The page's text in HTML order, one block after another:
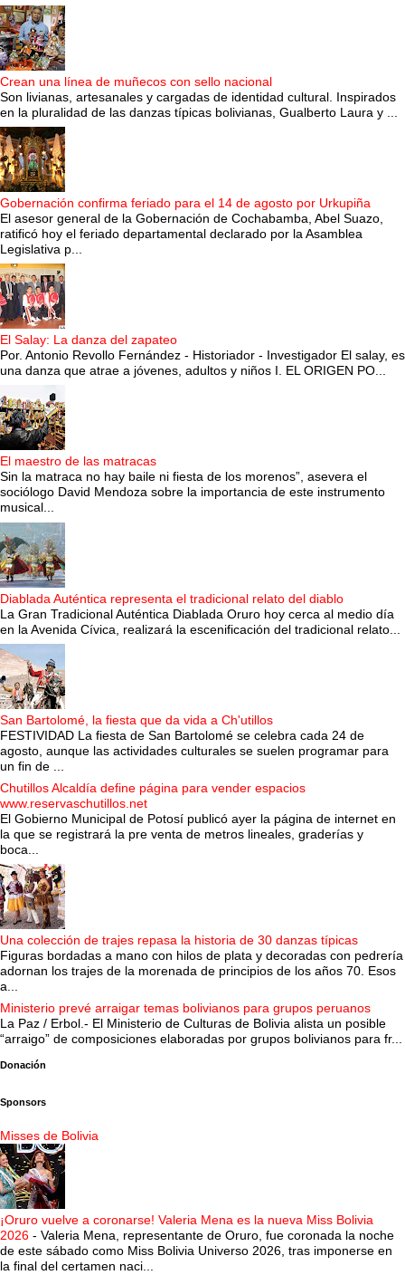
Crean una línea de muñecos con sello nacional
Son livianas, artesanales y cargadas de identidad cultural. Inspirados
en la pluralidad de las danzas típicas bolivianas, Gualberto Laura y ...
Gobernación confirma feriado para el 14 de agosto por Urkupiña
El asesor general de la Gobernación de Cochabamba, Abel Suazo,
ratificó hoy el feriado departamental declarado por la Asamblea
Legislativa p...
El Salay: La danza del zapateo
Por. Antonio Revollo Fernández - Historiador - Investigador El salay, es
una danza que atrae a jóvenes, adultos y niños I. EL ORIGEN PO...
El maestro de las matracas
Sin la matraca no hay baile ni fiesta de los morenos”, asevera el
sociólogo David Mendoza sobre la importancia de este instrumento
musical...
Diablada Auténtica representa el tradicional relato del diablo
La Gran Tradicional Auténtica Diablada Oruro hoy cerca al medio día
en la Avenida Cívica, realizará la escenificación del tradicional relato...
San Bartolomé, la fiesta que da vida a Ch'utillos
FESTIVIDAD La fiesta de San Bartolomé se celebra cada 24 de
agosto, aunque las actividades culturales se suelen programar para
un fin de ...
Chutillos Alcaldía define página para vender espacios
www.reservaschutillos.net
El Gobierno Municipal de Potosí publicó ayer la página de internet en
la que se registrará la pre venta de metros lineales, graderías y
boca...
Una colección de trajes repasa la historia de 30 danzas típicas
Figuras bordadas a mano con hilos de plata y decoradas con pedrería
adornan los trajes de la morenada de principios de los años 70. Esos
a...
Ministerio prevé arraigar temas bolivianos para grupos peruanos
La Paz / Erbol.- El Ministerio de Culturas de Bolivia alista un posible
“arraigo” de composiciones elaboradas por grupos bolivianos para fr...
Donación
Sponsors
Misses de Bolivia
¡Oruro vuelve a coronarse! Valeria Mena es la nueva Miss Bolivia
2026 - Valeria Mena, representante de Oruro, fue coronada la noche
de este sábado como Miss Bolivia Universo 2026, tras imponerse en
la final del certamen naci...